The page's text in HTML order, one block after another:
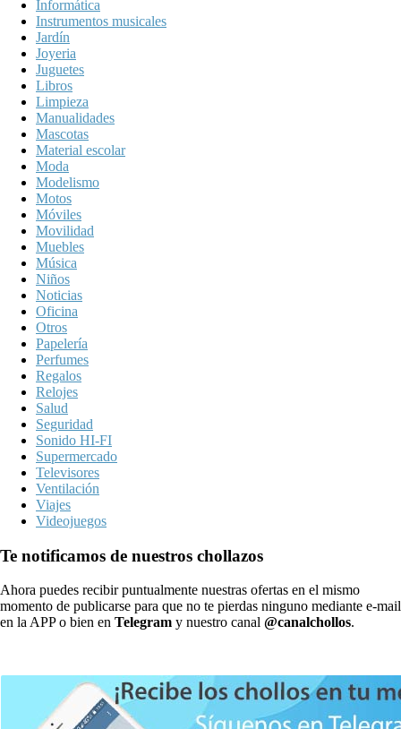
Informática
Instrumentos musicales
Jardín
Joyeria
Juguetes
Libros
Limpieza
Manualidades
Mascotas
Material escolar
Moda
Modelismo
Motos
Móviles
Movilidad
Muebles
Música
Niños
Noticias
Oficina
Otros
Papelería
Perfumes
Regalos
Relojes
Salud
Seguridad
Sonido HI-FI
Supermercado
Televisores
Ventilación
Viajes
Videojuegos
Te notificamos de nuestros chollazos
Ahora puedes recibir puntualmente nuestras ofertas en el mismo
momento de publicarse para que no te pierdas ninguno mediante e-mail
en la APP o bien en Telegram y nuestro canal @canalchollos.